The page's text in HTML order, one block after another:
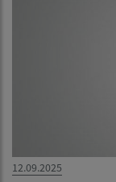
12.09.2025